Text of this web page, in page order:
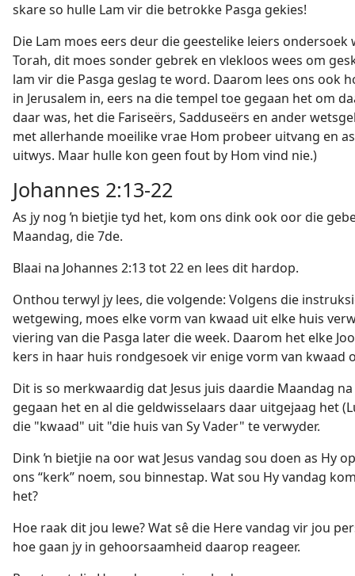
skare so hulle Lam vir die betrokke Pasga gekies!
Die Lam moes eers deur die geestelike leiers
Torah, dit moes sonder gebrek en vlekloos wees om
lam vir die Pasga geslag te word. Daarom lees ons ook
in Jerusalem in, eers na die tempel toe gegaan het om
daar was, het die Fariseërs, Sadduseërs en ander
met allerhande moeilike vrae Hom probeer uitvang en
uitwys. Maar hulle kon geen fout by Hom vind nie.)
Johannes 2:13-22
As jy nog ŉ bietjie tyd het, kom ons dink ook oor die
Maandag, die 7de.
Blaai na Johannes 2:13 tot 22 en lees dit hardop.
Onthou terwyl jy lees, die volgende: Volgens die
wetgewing, moes elke vorm van kwaad uit elke huis
viering van die Pasga later die week. Daarom het elke
kers in haar huis rondgesoek vir enige vorm van kwaad
Dit is so merkwaardig dat Jesus juis daardie Maandag
gegaan het en al die geldwisselaars daar uitgejaag het
die "kwaad" uit "die huis van Sy Vader" te verwyder.
Dink ŉ bietjie na oor wat Jesus vandag sou doen as Hy
ons “kerk” noem, sou binnestap. Wat sou Hy vandag
het?
Hoe raak dit jou lewe? Wat sê die Here vandag vir jou
hoe gaan jy in gehoorsaamheid daarop reageer.